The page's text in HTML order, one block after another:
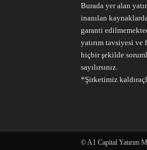
Burada yer alan
inanılan
garanti
yatırım tavsiyesi
hiçbir şekilde
sayılırsınız.
*Şirketimiz
© A1 Capital Yatırım